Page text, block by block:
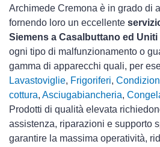
Archimede Cremona è in grado di
fornendo loro un eccellente
Siemens a Casalbuttano ed Uniti
ogni tipo di malfunzionamento o
gamma di apparecchi quali, per
Lavastoviglie, Frigoriferi,
cottura, Asciugabiancheria,
Prodotti di qualità elevata
assistenza, riparazioni e supporto
garantire la massima operatività,